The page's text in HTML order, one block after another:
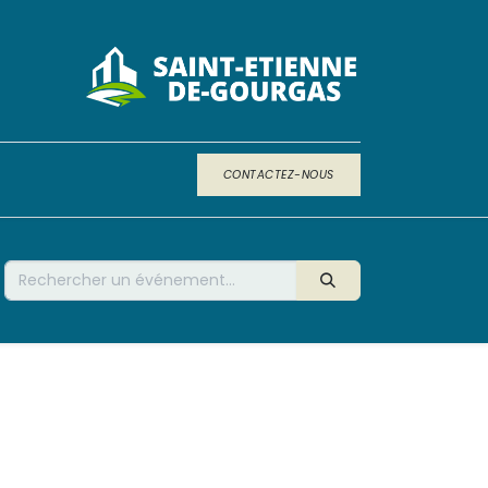
CONTACTEZ-NOUS